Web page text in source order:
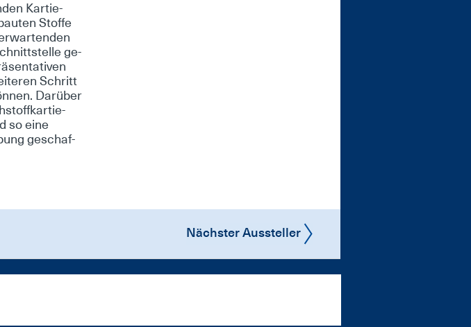
Kar­tie­
Stof­fe
ge­
Schritt
Dar­über
so ei­ne
ge­schaf­
Nächster Aussteller